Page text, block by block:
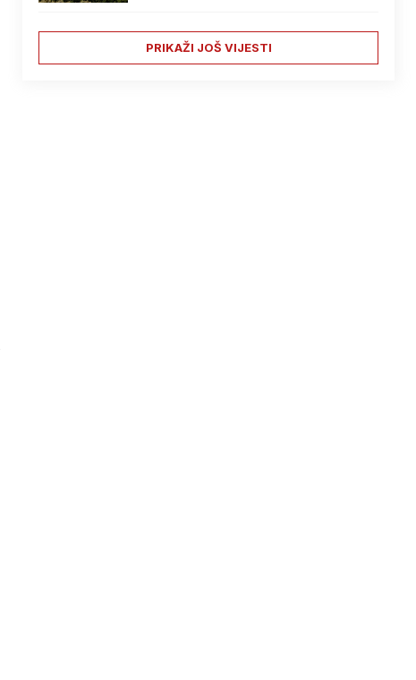
PRIKAŽI JOŠ VIJESTI